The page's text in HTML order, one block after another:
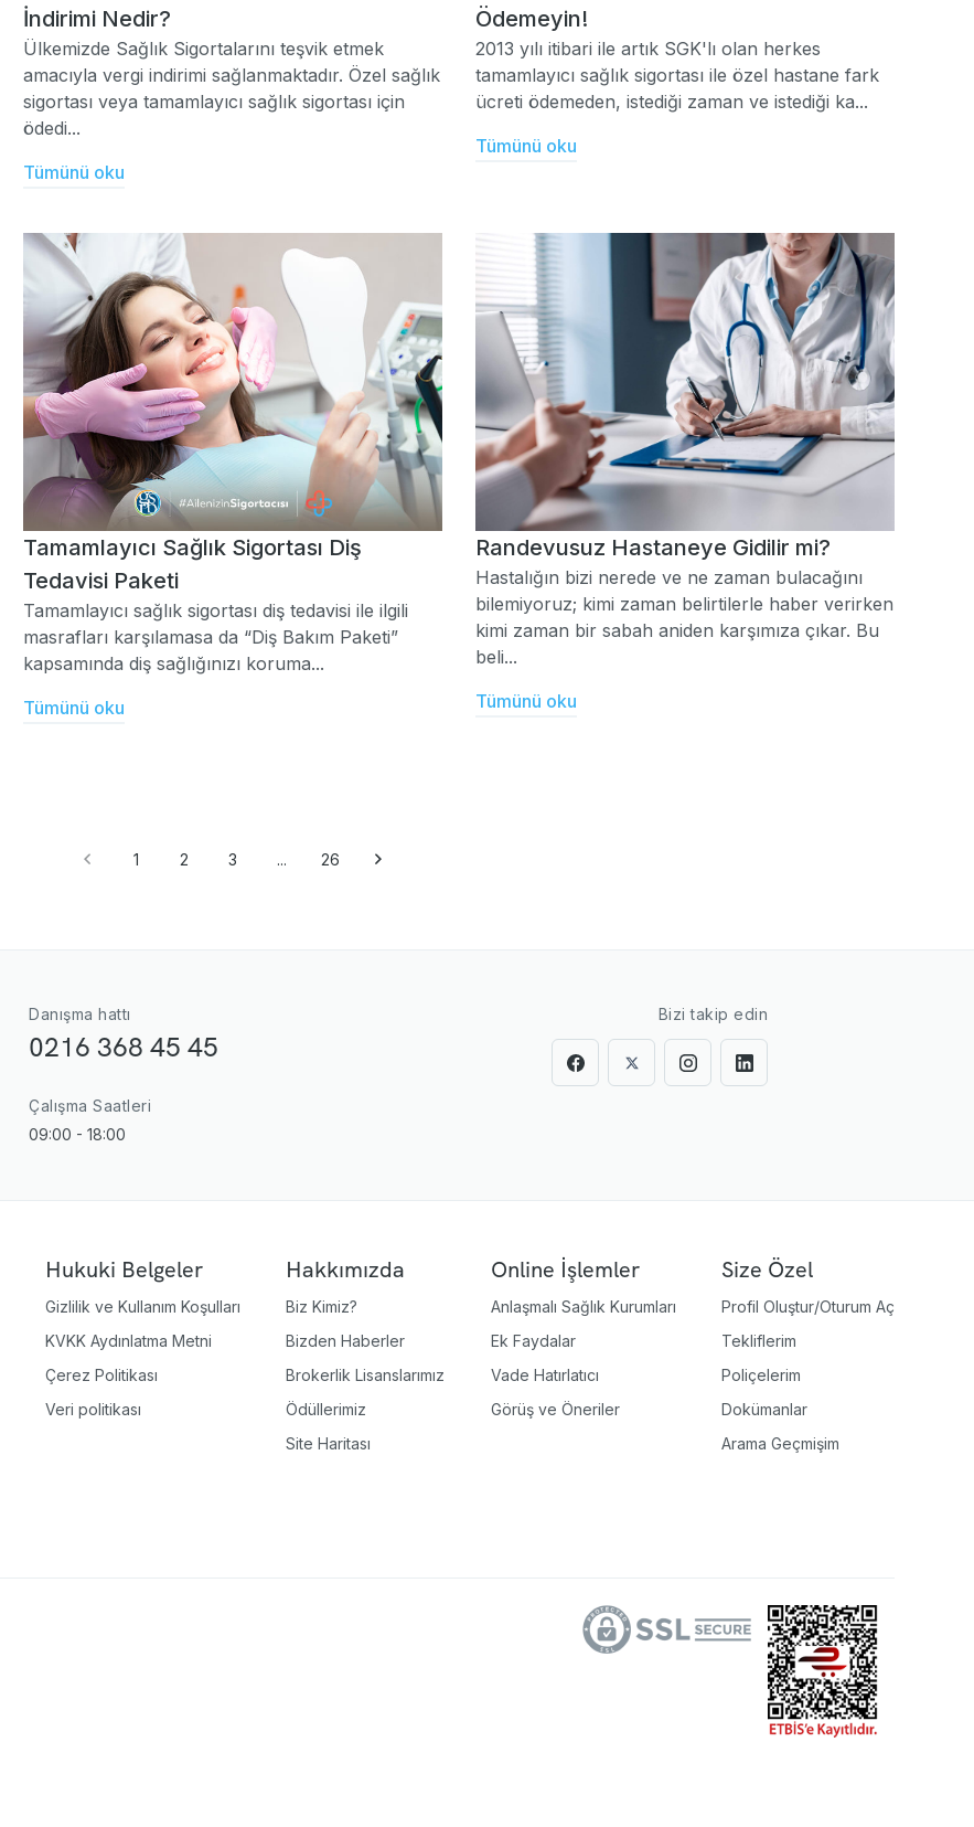
İndirimi Nedir?
Ülkemizde Sağlık Sigortalarını teşvik etmek
amacıyla vergi indirimi sağlanmaktadır. Özel sağlık
sigortası veya tamamlayıcı sağlık sigortası için
ödedi...
Tümünü oku
Ödemeyin!
2013 yılı itibari ile artık SGK'lı olan herkes
tamamlayıcı sağlık sigortası ile özel hastane fark
ücreti ödemeden, istediği zaman ve istediği ka...
Tümünü oku
Tamamlayıcı Sağlık Sigortası Diş
Tedavisi Paketi
Tamamlayıcı sağlık sigortası diş tedavisi ile ilgili
masrafları karşılamasa da “Diş Bakım Paketi”
kapsamında diş sağlığınızı koruma...
Tümünü oku
Randevusuz Hastaneye Gidilir mi?
Hastalığın bizi nerede ve ne zaman bulacağını
bilemiyoruz; kimi zaman belirtilerle haber verirken
kimi zaman bir sabah aniden karşımıza çıkar. Bu
beli...
Tümünü oku
1 2 3 ... 26
Danışma hattı
0216 368 45 45
Çalışma Saatleri
09:00 - 18:00
Bizi takip edin
Hukuki Belgeler
Gizlilik ve Kullanım Koşulları
KVKK Aydınlatma Metni
Çerez Politikası
Veri politikası
Hakkımızda
Biz Kimiz?
Bizden Haberler
Brokerlik Lisanslarımız
Ödüllerimiz
Site Haritası
Online İşlemler
Anlaşmalı Sağlık Kurumları
Ek Faydalar
Vade Hatırlatıcı
Görüş ve Öneriler
Size Özel
Profil Oluştur/Oturum Aç
Tekliflerim
Poliçelerim
Dokümanlar
Arama Geçmişim